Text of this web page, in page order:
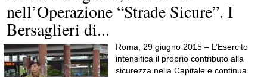
nell’Operazione “Strade Sicure”. I
Bersaglieri di...
Roma, 29 giugno 2015 – L’Esercito
intensifica il proprio contributo alla
sicurezza nella Capitale e continua